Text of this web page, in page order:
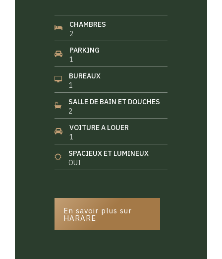
CHAMBRES
2
PARKING
1
BUREAUX
1
SALLE DE BAIN ET DOUCHES
2
VOITURE A LOUER
1
SPACIEUX ET LUMINEUX
OUI
En savoir plus sur
HARARE